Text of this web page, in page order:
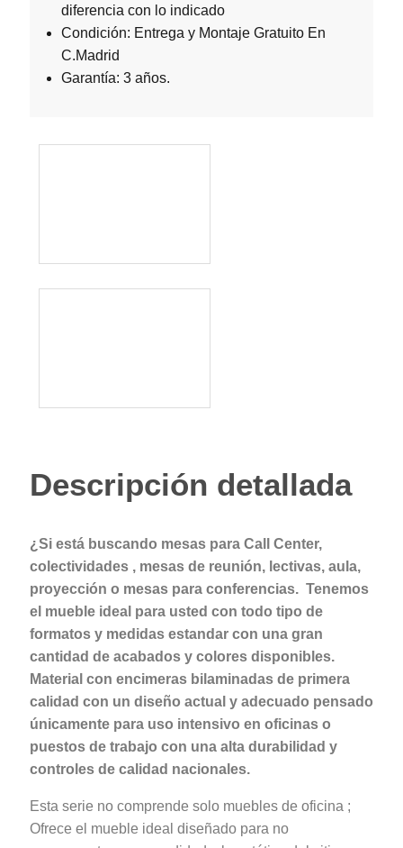
diferencia con lo indicado
Condición: Entrega y Montaje Gratuito En
C.Madrid
Garantía: 3 años.
Descripción detallada
¿Si está buscando mesas para Call Center,
colectividades , mesas de reunión, lectivas, aula,
proyección o mesas para conferencias. Tenemos
el mueble ideal para usted con todo tipo de
formatos y medidas estandar con una gran
cantidad de acabados y colores disponibles.
Material con encimeras bilaminadas de primera
calidad con un diseño actual y adecuado pensado
únicamente para uso intensivo en oficinas o
puestos de trabajo con una alta durabilidad y
controles de calidad nacionales.
Esta serie no comprende solo muebles de oficina ;
Ofrece el mueble ideal diseñado para no